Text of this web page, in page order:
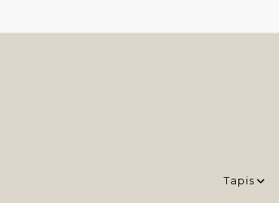
Tapis